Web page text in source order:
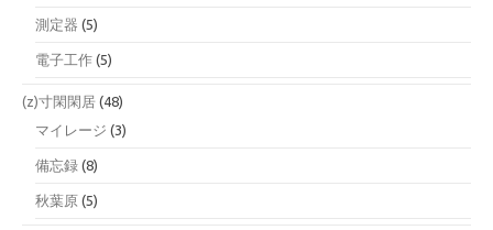
測定器 (5)
電子工作 (5)
(z)寸閑閑居 (48)
マイレージ (3)
備忘録 (8)
秋葉原 (5)